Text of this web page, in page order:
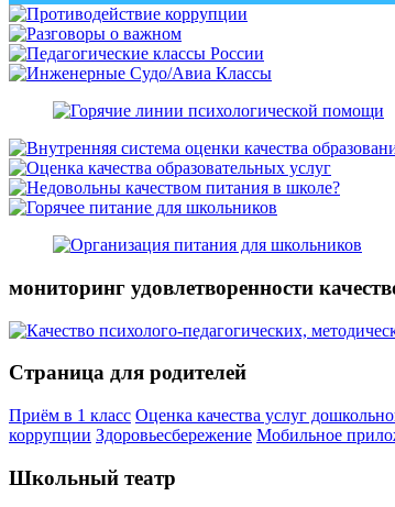
мониторинг удовлетворенности
Страница для родителей
Приём в 1 класс Оценка качества услуг
коррупции Здоровьесбережение Мобильное
Школьный театр